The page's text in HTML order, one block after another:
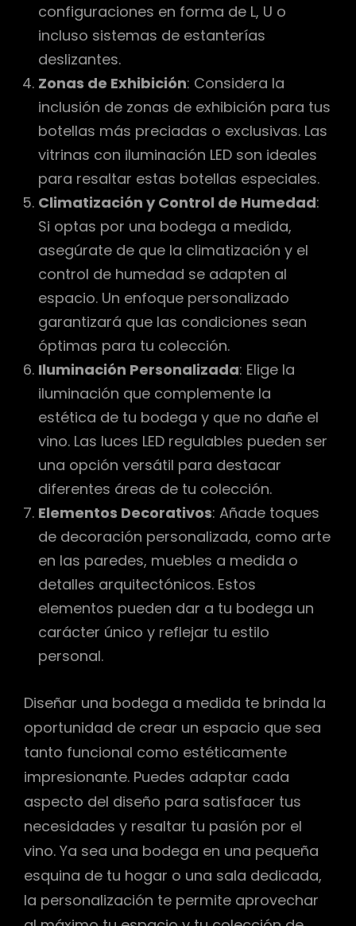
configuraciones en forma de L, U o
incluso sistemas de estanterías
deslizantes.
Zonas de Exhibición: Considera la
inclusión de zonas de exhibición para tus
botellas más preciadas o exclusivas. Las
vitrinas con iluminación LED son ideales
para resaltar estas botellas especiales.
Climatización y Control de Humedad:
Si optas por una bodega a medida,
asegúrate de que la climatización y el
control de humedad se adapten al
espacio. Un enfoque personalizado
garantizará que las condiciones sean
óptimas para tu colección.
Iluminación Personalizada: Elige la
iluminación que complemente la
estética de tu bodega y que no dañe el
vino. Las luces LED regulables pueden ser
una opción versátil para destacar
diferentes áreas de tu colección.
Elementos Decorativos: Añade toques
de decoración personalizada, como arte
en las paredes, muebles a medida o
detalles arquitectónicos. Estos
elementos pueden dar a tu bodega un
carácter único y reflejar tu estilo
personal.
Diseñar una bodega a medida te brinda la
oportunidad de crear un espacio que sea
tanto funcional como estéticamente
impresionante. Puedes adaptar cada
aspecto del diseño para satisfacer tus
necesidades y resaltar tu pasión por el
vino. Ya sea una bodega en una pequeña
esquina de tu hogar o una sala dedicada,
la personalización te permite aprovechar